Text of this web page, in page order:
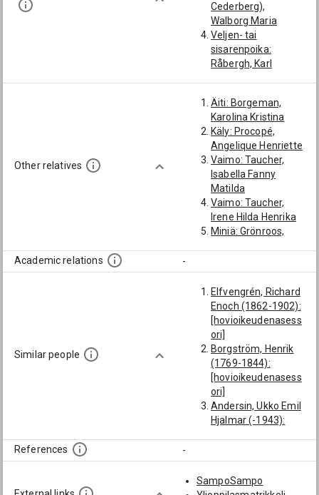
Cederberg),
Walborg Maria
Veljen- tai
sisarenpoika:
Råbergh, Karl
Alfred Gustaf
Wilhelm
Other relatives
Äiti: Borgeman,
Karolina Kristina
Käly: Procopé,
Angelique Henriette
Vaimo: Taucher,
Isabella Fanny
Matilda
Vaimo: Taucher,
Irene Hilda Henrika
Miniä: Grönroos,
Academic relations -
Similar people
Elfvengrén, Richard
Enoch (1862-1902):
[hovioikeudenasess
ori]
Borgström, Henrik
(1769-1844):
[hovioikeudenasess
ori]
Andersin, Ukko Emil
Hjalmar (-1943):
(-1699): [asianajaja]
Snellman, Weli
Kustavi (1874-
References -
SampoSampo